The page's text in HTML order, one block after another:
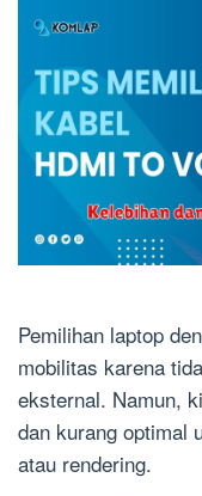
Pemilihan laptop
mobilitas karena
eksternal. Namun,
dan kurang optimal
atau rendering.